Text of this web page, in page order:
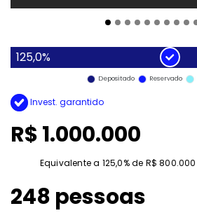
125,0%
Depositado Reservado
Invest. garantido
R$ 1.000.000
Equivalente a 125,0% de R$ 800.000
248 pessoas